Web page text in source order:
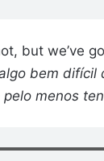
but we’ve
bem difícil
menos